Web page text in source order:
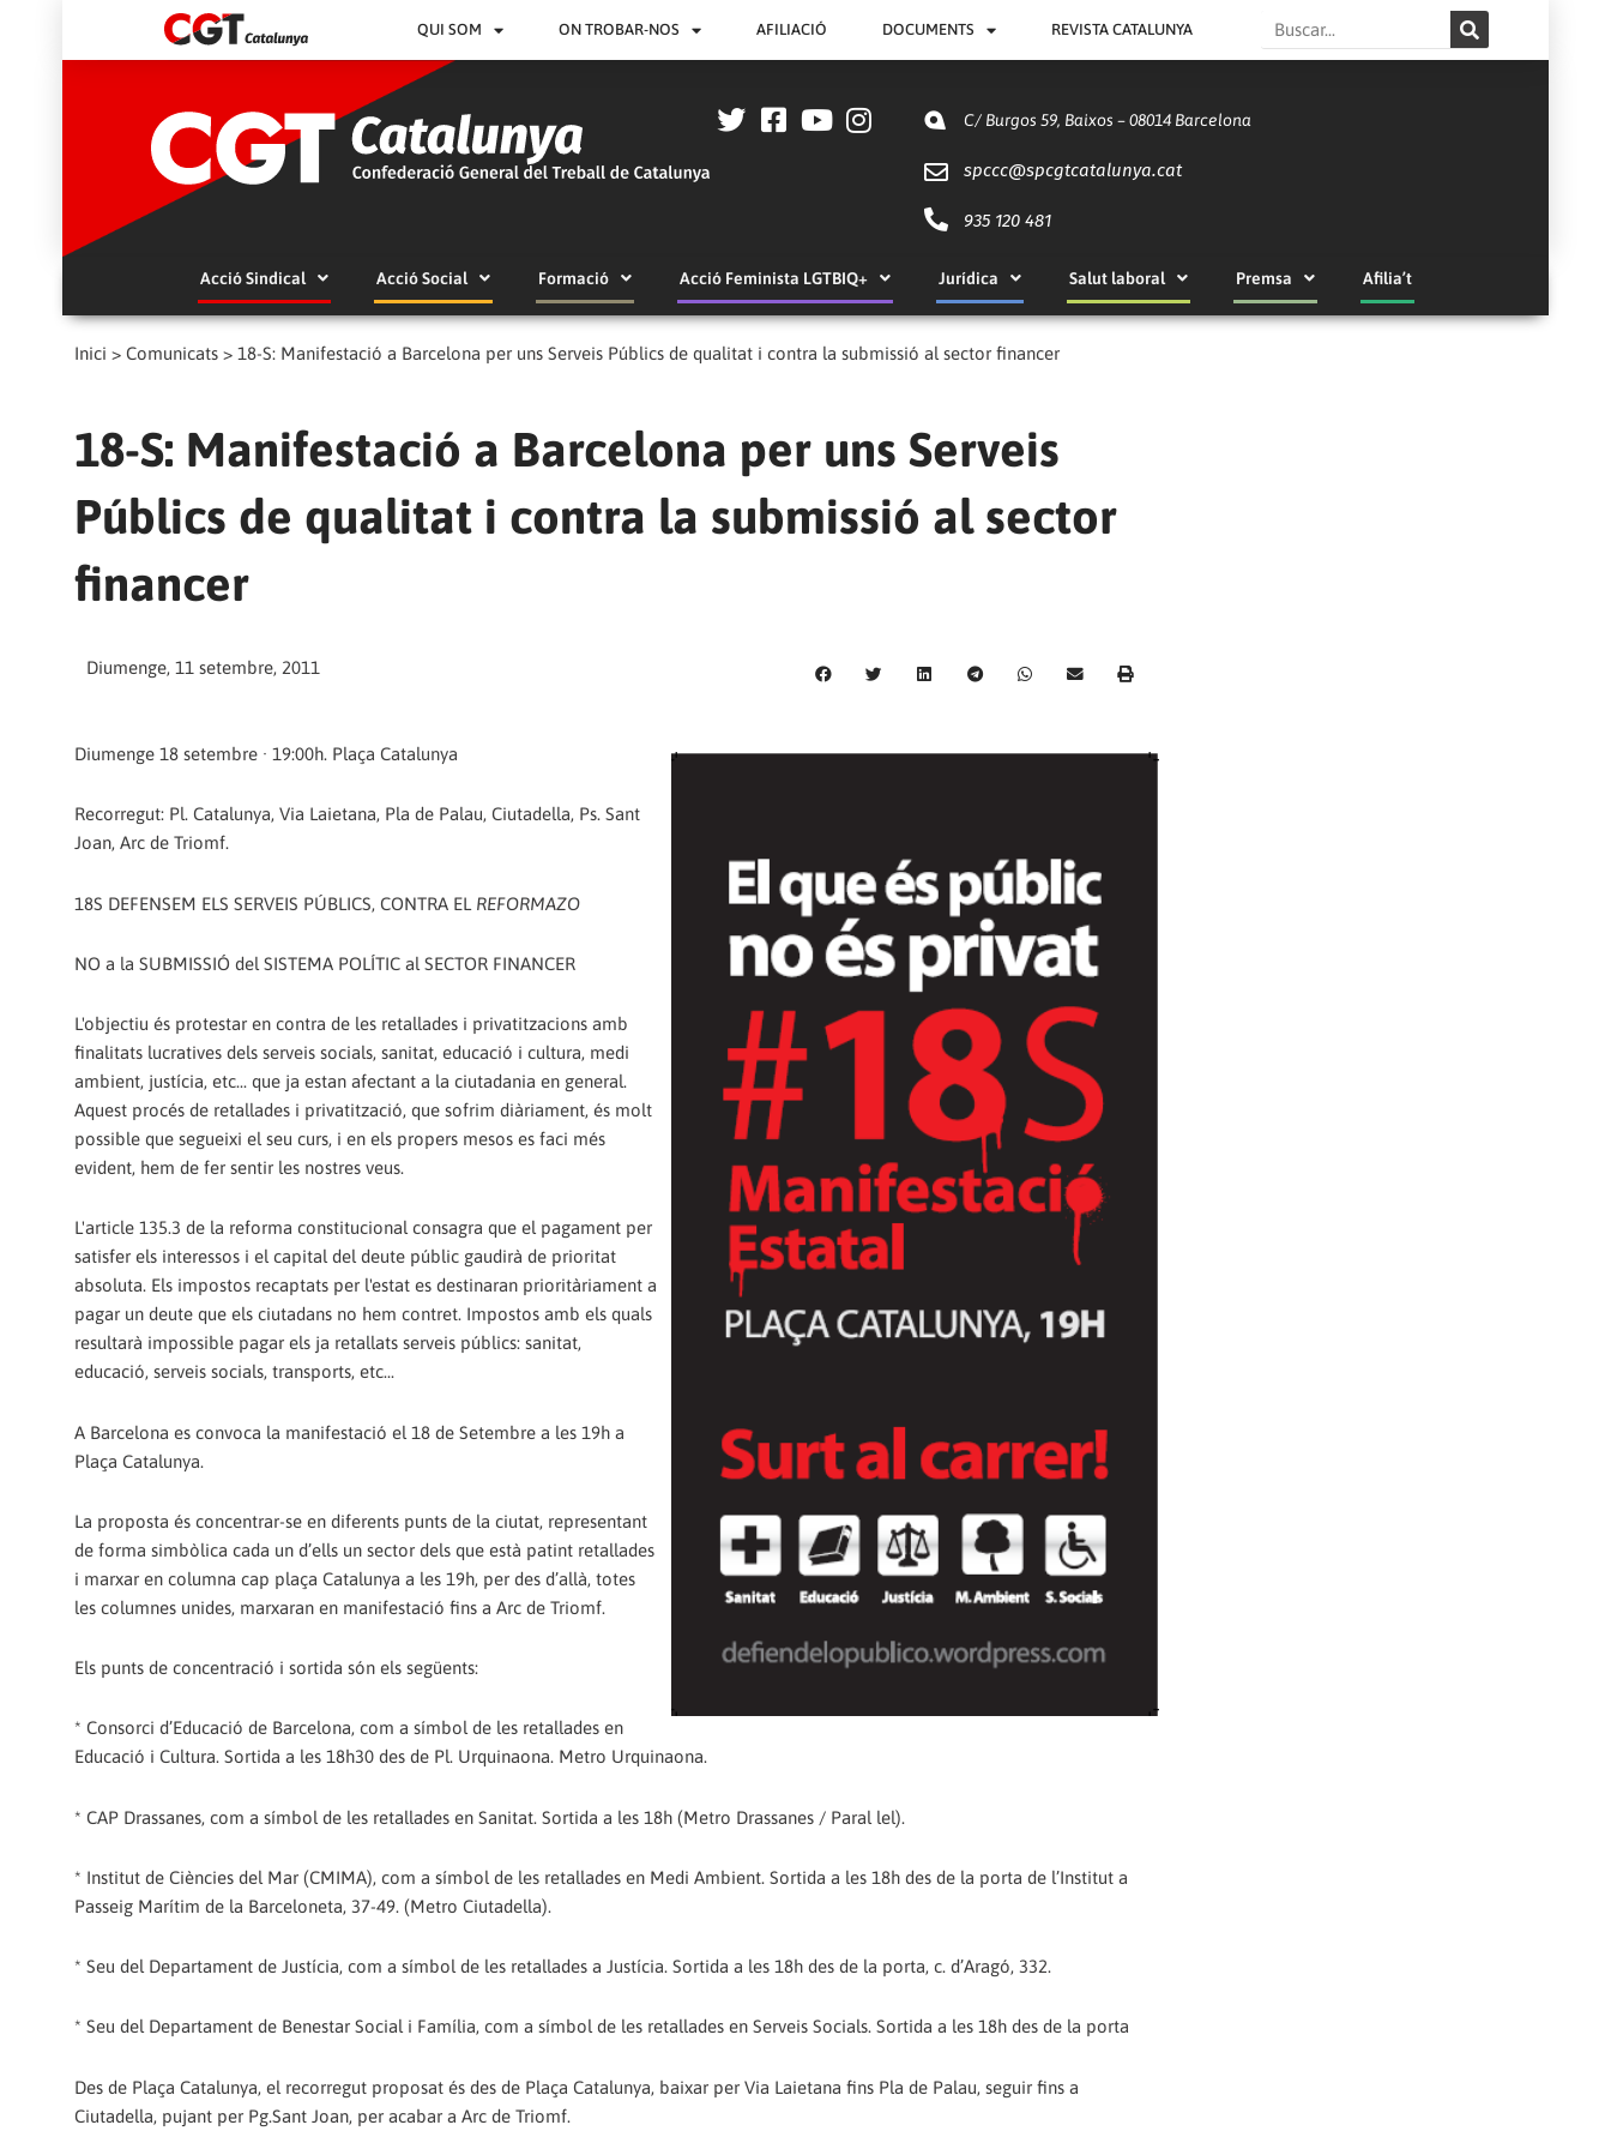
QUI SOM ON TROBAR-NOS AFILIACIÓ DOCUMENTS REVISTA CATALUNYA Search
C/ Burgos 59, Baixos – 08014 Barcelona
spccc@spcgtcatalunya.cat
935 120 481
Acció Sindical Acció Social Formació Acció Feminista LGTBIQ+ Jurídica Salut laboral Premsa Afilia’t
Inici > Comunicats > 18-S: Manifestació a Barcelona per uns Serveis Públics de qualitat i contra la submissió al sector financer
18-S: Manifestació a Barcelona per uns Serveis
Públics de qualitat i contra la submissió al sector
financer
Diumenge, 11 setembre, 2011
Diumenge 18 setembre · 19:00h. Plaça Catalunya
Recorregut: Pl. Catalunya, Via Laietana, Pla de Palau, Ciutadella, Ps. Sant
Joan, Arc de Triomf.
18S DEFENSEM ELS SERVEIS PÚBLICS, CONTRA EL REFORMAZO
NO a la SUBMISSIÓ del SISTEMA POLÍTIC al SECTOR FINANCER
L'objectiu és protestar en contra de les retallades i privatitzacions amb
finalitats lucratives dels serveis socials, sanitat, educació i cultura, medi
ambient, justícia, etc... que ja estan afectant a la ciutadania en general.
Aquest procés de retallades i privatització, que sofrim diàriament, és molt
possible que segueixi el seu curs, i en els propers mesos es faci més
evident, hem de fer sentir les nostres veus.
L'article 135.3 de la reforma constitucional consagra que el pagament per
satisfer els interessos i el capital del deute públic gaudirà de prioritat
absoluta. Els impostos recaptats per l'estat es destinaran prioritàriament a
pagar un deute que els ciutadans no hem contret. Impostos amb els quals
resultarà impossible pagar els ja retallats serveis públics: sanitat,
educació, serveis socials, transports, etc...
A Barcelona es convoca la manifestació el 18 de Setembre a les 19h a
Plaça Catalunya.
La proposta és concentrar-se en diferents punts de la ciutat, representant
de forma simbòlica cada un d’ells un sector dels que està patint retallades
i marxar en columna cap plaça Catalunya a les 19h, per des d’allà, totes
les columnes unides, marxaran en manifestació fins a Arc de Triomf.
Els punts de concentració i sortida són els següents:
* Consorci d’Educació de Barcelona, com a símbol de les retallades en
Educació i Cultura. Sortida a les 18h30 des de Pl. Urquinaona. Metro Urquinaona.
* CAP Drassanes, com a símbol de les retallades en Sanitat. Sortida a les 18h (Metro Drassanes / Paral lel).
* Institut de Ciències del Mar (CMIMA), com a símbol de les retallades en Medi Ambient. Sortida a les 18h des de la porta de l’Institut a
Passeig Marítim de la Barceloneta, 37-49. (Metro Ciutadella).
* Seu del Departament de Justícia, com a símbol de les retallades a Justícia. Sortida a les 18h des de la porta, c. d’Aragó, 332.
* Seu del Departament de Benestar Social i Família, com a símbol de les retallades en Serveis Socials. Sortida a les 18h des de la porta
Des de Plaça Catalunya, el recorregut proposat és des de Plaça Catalunya, baixar per Via Laietana fins Pla de Palau, seguir fins a
Ciutadella, pujant per Pg.Sant Joan, per acabar a Arc de Triomf.